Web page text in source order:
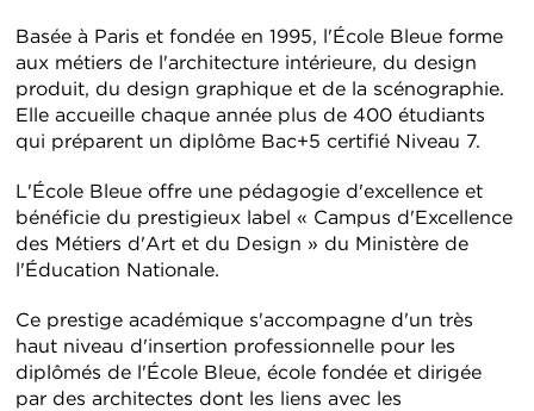
Basée à Paris et fondée en 1995, l'École Bleue forme
aux métiers de l'architecture intérieure, du design
produit, du design graphique et de la scénographie.
Elle accueille chaque année plus de 400 étudiants
qui préparent un diplôme Bac+5 certifié Niveau 7.
L'École Bleue offre une pédagogie d'excellence et
bénéficie du prestigieux label « Campus d'Excellence
des Métiers d'Art et du Design » du Ministère de
l'Éducation Nationale.
Ce prestige académique s'accompagne d'un très
haut niveau d'insertion professionnelle pour les
diplômés de l'École Bleue, école fondée et dirigée
par des architectes dont les liens avec les